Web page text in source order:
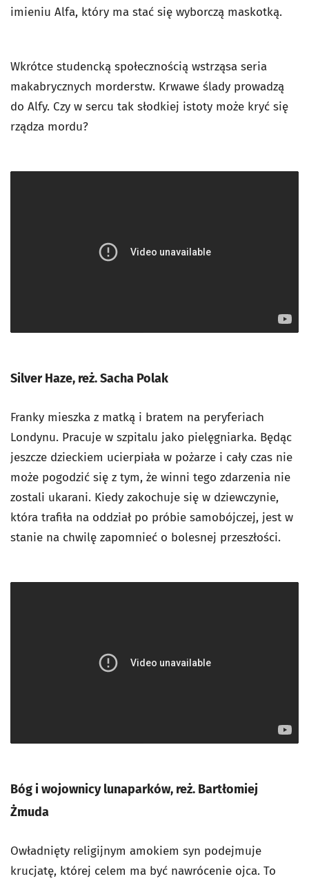
imieniu Alfa, który ma stać się wyborczą maskotką.
Wkrótce studencką społecznością wstrząsa seria
makabrycznych morderstw. Krwawe ślady prowadzą
do Alfy. Czy w sercu tak słodkiej istoty może kryć się
rządza mordu?
Silver Haze, reż. Sacha Polak
Franky mieszka z matką i bratem na peryferiach
Londynu. Pracuje w szpitalu jako pielęgniarka. Będąc
jeszcze dzieckiem ucierpiała w pożarze i cały czas nie
może pogodzić się z tym, że winni tego zdarzenia nie
zostali ukarani. Kiedy zakochuje się w dziewczynie,
która trafiła na oddział po próbie samobójczej, jest w
stanie na chwilę zapomnieć o bolesnej przeszłości.
Bóg i wojownicy lunaparków, reż. Bartłomiej
Żmuda
Owładnięty religijnym amokiem syn podejmuje
krucjatę, której celem ma być nawrócenie ojca. To